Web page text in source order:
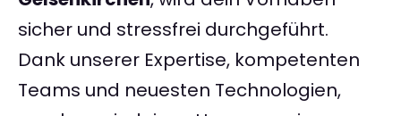
sicher und stressfrei durchgeführt.
Dank unserer Expertise, kompetenten
Teams und neuesten Technologien,